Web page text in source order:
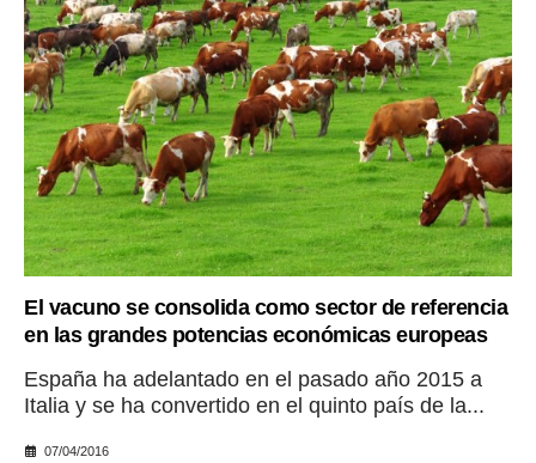
El vacuno se consolida como sector de referencia
en las grandes potencias económicas europeas
España ha adelantado en el pasado año 2015 a
Italia y se ha convertido en el quinto país de la...
07/04/2016